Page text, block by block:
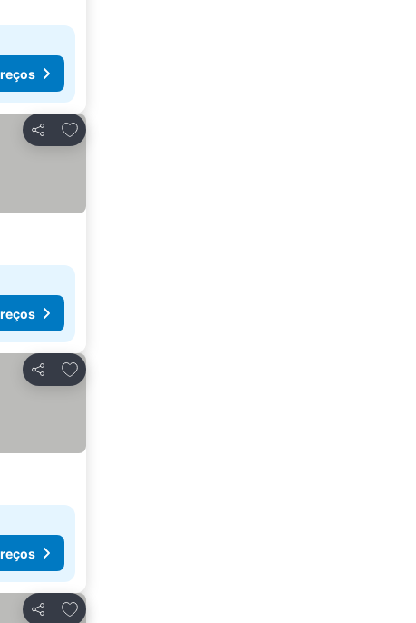
Partilhar
Adicionar aos favoritos
Partilhar
Adicionar aos favoritos
Partilhar
Adicionar aos favoritos